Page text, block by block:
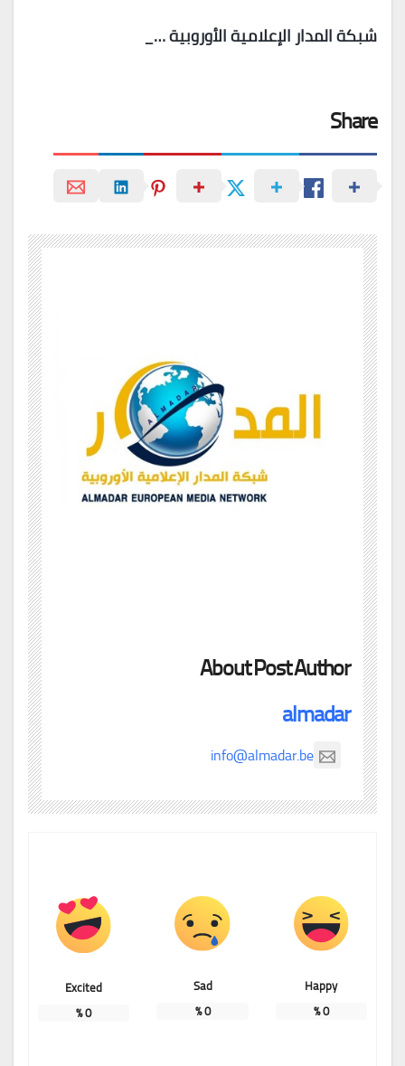
شبكة المدار الإعلامية الأوروبية …_
Share
About Post Author
almadar
info@almadar.be
Happy
0
%
Sad
0
%
Excited
0
%